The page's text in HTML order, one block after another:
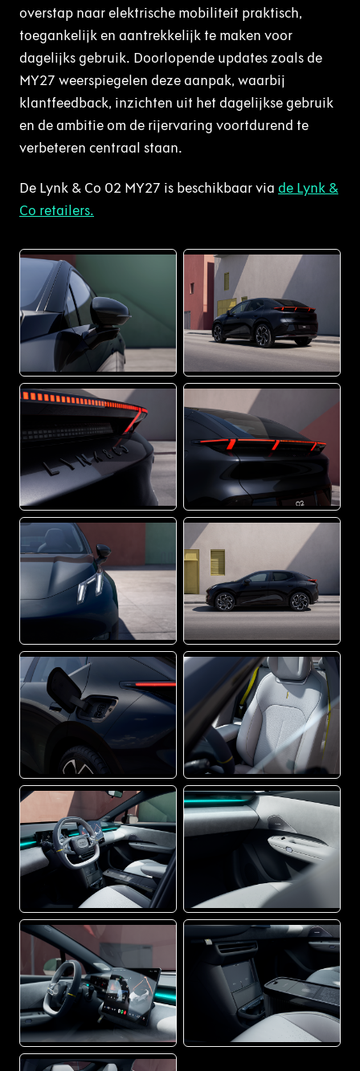
overstap naar elektrische mobiliteit praktisch,
toegankelijk en aantrekkelijk te maken voor
dagelijks gebruik. Doorlopende updates zoals de
MY27 weerspiegelen deze aanpak, waarbij
klantfeedback, inzichten uit het dagelijkse gebruik
en de ambitie om de rijervaring voortdurend te
verbeteren centraal staan.
De Lynk & Co 02 MY27 is beschikbaar via de Lynk &
Co retailers.
PNG
PNG PNG
PNG
PNG
PNG
PNG